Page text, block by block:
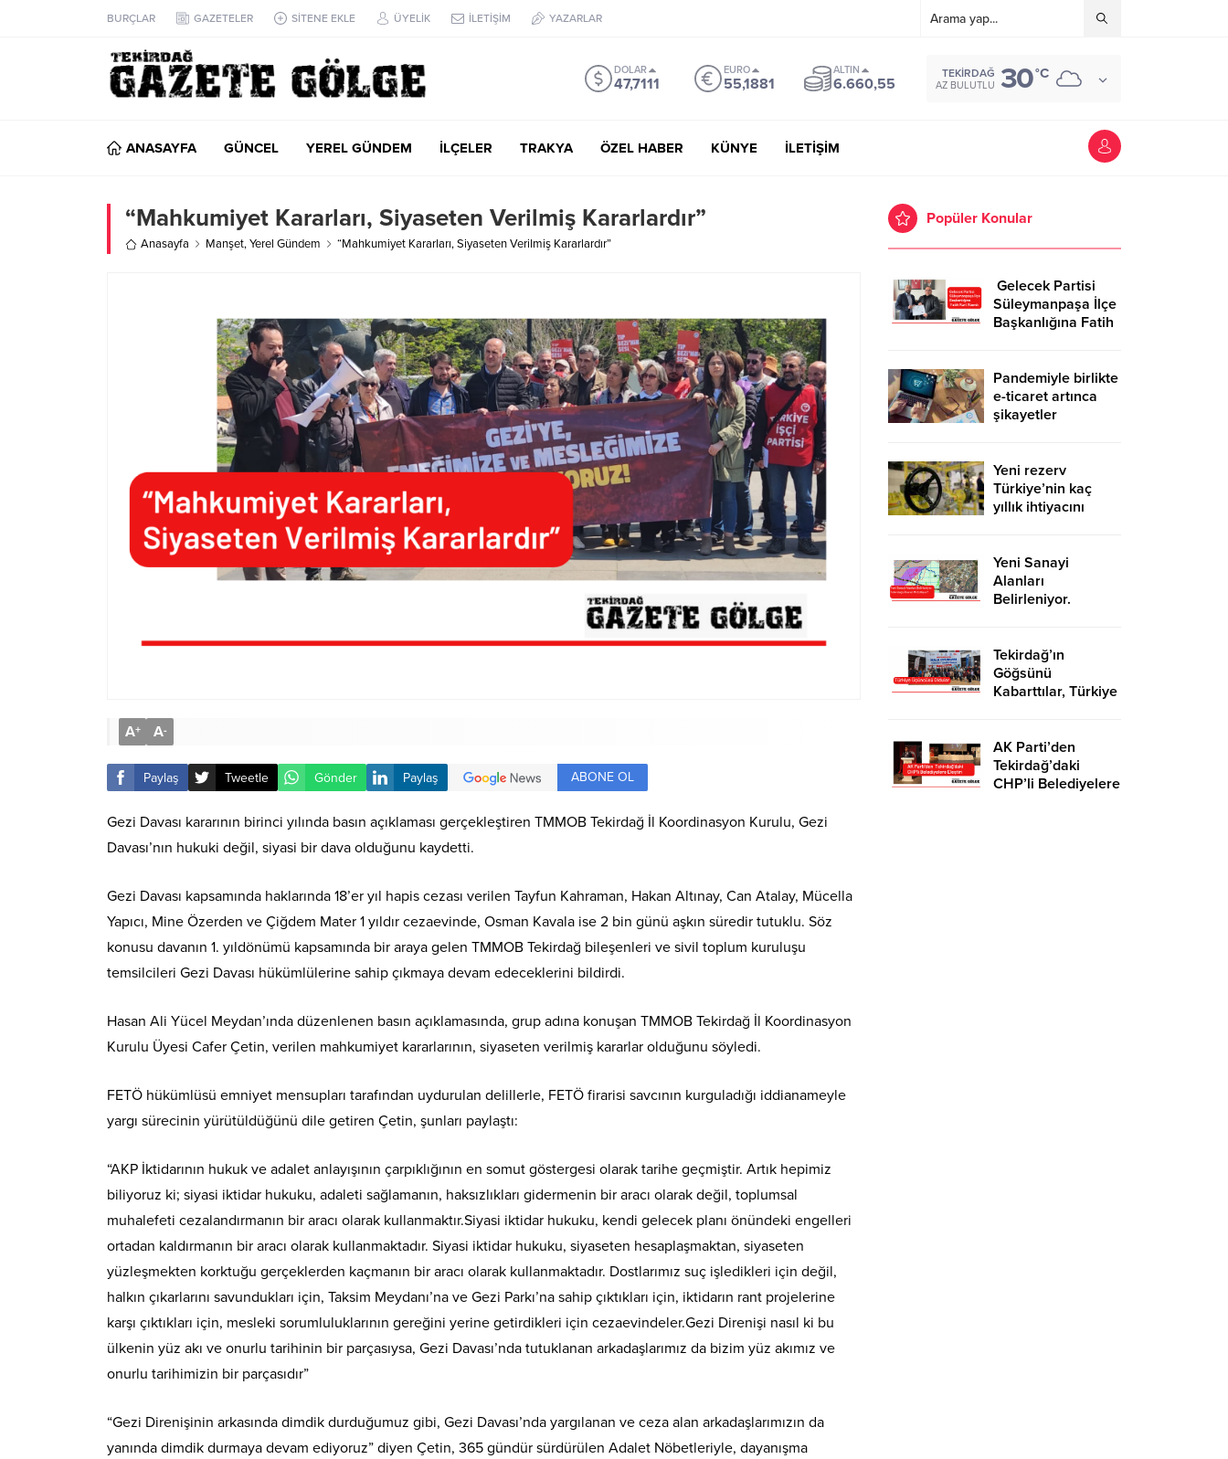
BURÇLAR GAZETELER SİTENE EKLE ÜYELİK İLETİŞİM YAZARLAR
DOLAR
47,7111
EURO
55,1881
ALTIN
6.660,55
TEKIRDAĞ
AZ BULUTLU 30°C
ANASAYFA GÜNCEL YEREL GÜNDEM İLÇELER TRAKYA ÖZEL HABER KÜNYE İLETİŞİM
“Mahkumiyet Kararları, Siyaseten Verilmiş Kararlardır”
Anasayfa Manşet,Yerel Gündem “Mahkumiyet Kararları, Siyaseten Verilmiş Kararlardır”
A+ A-
Paylaş Tweetle Gönder Paylaş ABONE OL
Gezi Davası kararının birinci yılında basın açıklaması gerçekleştiren TMMOB Tekirdağ İl Koordinasyon Kurulu, Gezi
Davası’nın hukuki değil, siyasi bir dava olduğunu kaydetti.
Gezi Davası kapsamında haklarında 18’er yıl hapis cezası verilen Tayfun Kahraman, Hakan Altınay, Can Atalay, Mücella
Yapıcı, Mine Özerden ve Çiğdem Mater 1 yıldır cezaevinde, Osman Kavala ise 2 bin günü aşkın süredir tutuklu. Söz
konusu davanın 1. yıldönümü kapsamında bir araya gelen TMMOB Tekirdağ bileşenleri ve sivil toplum kuruluşu
temsilcileri Gezi Davası hükümlülerine sahip çıkmaya devam edeceklerini bildirdi.
Hasan Ali Yücel Meydan’ında düzenlenen basın açıklamasında, grup adına konuşan TMMOB Tekirdağ İl Koordinasyon
Kurulu Üyesi Cafer Çetin, verilen mahkumiyet kararlarının, siyaseten verilmiş kararlar olduğunu söyledi.
FETÖ hükümlüsü emniyet mensupları tarafından uydurulan delillerle, FETÖ firarisi savcının kurguladığı iddianameyle
yargı sürecinin yürütüldüğünü dile getiren Çetin, şunları paylaştı:
“AKP İktidarının hukuk ve adalet anlayışının çarpıklığının en somut göstergesi olarak tarihe geçmiştir. Artık hepimiz
biliyoruz ki; siyasi iktidar hukuku, adaleti sağlamanın, haksızlıkları gidermenin bir aracı olarak değil, toplumsal
muhalefeti cezalandırmanın bir aracı olarak kullanmaktır.Siyasi iktidar hukuku, kendi gelecek planı önündeki engelleri
ortadan kaldırmanın bir aracı olarak kullanmaktadır. Siyasi iktidar hukuku, siyaseten hesaplaşmaktan, siyaseten
yüzleşmekten korktuğu gerçeklerden kaçmanın bir aracı olarak kullanmaktadır. Dostlarımız suç işledikleri için değil,
halkın çıkarlarını savundukları için, Taksim Meydanı’na ve Gezi Parkı’na sahip çıktıkları için, iktidarın rant projelerine
karşı çıktıkları için, mesleki sorumluluklarının gereğini yerine getirdikleri için cezaevindeler.Gezi Direnişi nasıl ki bu
ülkenin yüz akı ve onurlu tarihinin bir parçasıysa, Gezi Davası’nda tutuklanan arkadaşlarımız da bizim yüz akımız ve
onurlu tarihimizin bir parçasıdır”
“Gezi Direnişinin arkasında dimdik durduğumuz gibi, Gezi Davası’nda yargılanan ve ceza alan arkadaşlarımızın da
yanında dimdik durmaya devam ediyoruz” diyen Çetin, 365 gündür sürdürülen Adalet Nöbetleriyle, dayanışma
Popüler Konular
Gelecek Partisi
Süleymanpaşa İlçe
Başkanlığına Fatih
Pandemiyle birlikte
e-ticaret artınca
şikayetler
Yeni rezerv
Türkiye’nin kaç
yıllık ihtiyacını
Yeni Sanayi
Alanları
Belirleniyor.
Tekirdağ’ın
Göğsünü
Kabarttılar, Türkiye
AK Parti’den
Tekirdağ’daki
CHP’li Belediyelere